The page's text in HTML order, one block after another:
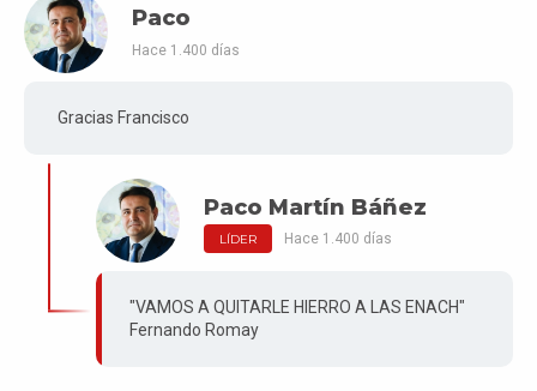
Paco
Hace 1.400 días
Gracias Francisco
Paco Martín Báñez
LÍDER Hace 1.400 días
"VAMOS A QUITARLE HIERRO A LAS ENACH"
Fernando Romay